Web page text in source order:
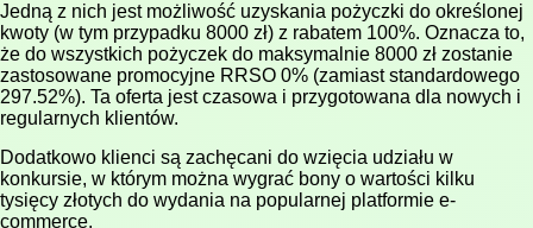
Jedną z nich jest możliwość uzyskania pożyczki do określonej
kwoty (w tym przypadku 8000 zł) z rabatem 100%. Oznacza to,
że do wszystkich pożyczek do maksymalnie 8000 zł zostanie
zastosowane promocyjne RRSO 0% (zamiast standardowego
297.52%). Ta oferta jest czasowa i przygotowana dla nowych i
regularnych klientów.
Dodatkowo klienci są zachęcani do wzięcia udziału w
konkursie, w którym można wygrać bony o wartości kilku
tysięcy złotych do wydania na popularnej platformie e-
commerce.